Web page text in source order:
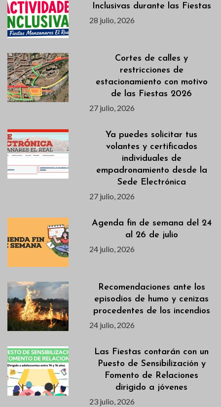
Inclusivas durante las Fiestas
28 julio, 2026
Cortes de calles y
restricciones de
estacionamiento con motivo
de las Fiestas 2026
27 julio, 2026
Ya puedes solicitar tus
volantes y certificados
individuales de
empadronamiento desde la
Sede Electrónica
27 julio, 2026
Agenda fin de semana del 24
al 26 de julio
24 julio, 2026
Recomendaciones ante los
episodios de humo y cenizas
procedentes de los incendios
24 julio, 2026
Las Fiestas contarán con un
Puesto de Sensibilización y
Fomento de Relaciones
dirigido a jóvenes
23 julio, 2026